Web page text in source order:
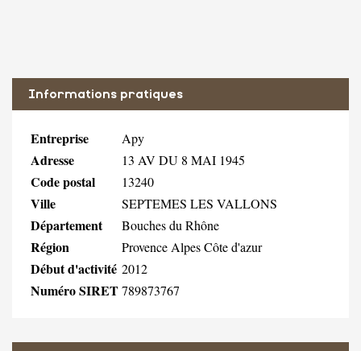
Informations pratiques
Entreprise Apy
Adresse 13 AV DU 8 MAI 1945
Code postal 13240
Ville SEPTEMES LES VALLONS
Département Bouches du Rhône
Région Provence Alpes Côte d'azur
Début d'activité 2012
Numéro SIRET789873767